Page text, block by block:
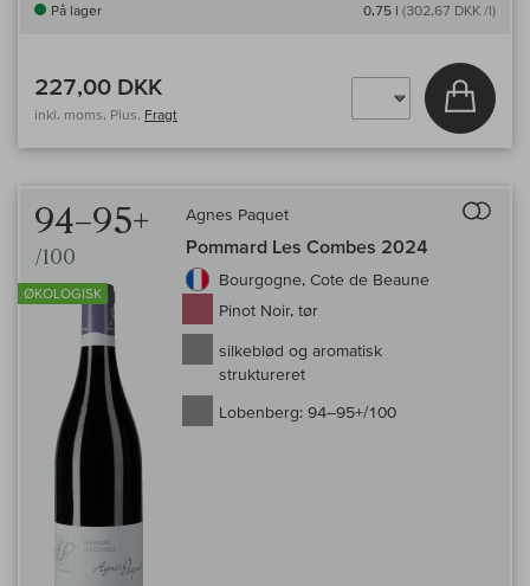
På lager 0,75 l (302,67 DKK /l)
227,00 DKK
inkl. moms, Plus. Fragt
Læg i
94–95+
/100
ØKOLOGISK
Agnes Paquet
Pommard Les Combes 2024
Bourgogne, Cote de Beaune
Pinot Noir, tør
silkeblød og aromatisk
struktureret
Lobenberg: 94–95+/100